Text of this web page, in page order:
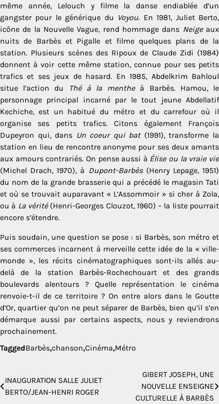
même année, Lelouch y filme la danse endiablée d’un
gangster pour le générique du Voyou. En 1981, Juliet Berto,
icône de la Nouvelle Vague, rend hommage dans Neigeaux
nuits de Barbès et Pigalle et filme quelques plans de la
station. Plusieurs scènes des Ripoux de Claude Zidi (1984)
donnent à voir cette même station, connue pour ses petits
trafics et ses jeux de hasard. En 1985, Abdelkrim Bahloul
situe l’action du
Thé à la mentheà Barbès. Hamou, le
personnage principal incarné par le tout jeune Abdellatif
Kechiche, est un habitué du métro et du carrefour où il
organise ses petits trafics. Citons également François
Dupeyron qui, dans Un coeur qui bat(1991), transforme la
station en lieu de rencontre anonyme pour ses deux amants
aux amours contrariés. On pense aussi à Élise ou la vraie vie
(Michel Drach, 1970), à Dupont-Barbès(Henry Lepage, 1951)
du nom de la grande brasserie qui a précédé le magasin Tati
et où se trouvait auparavant « L’Assommoir » si cher à Zola,
ou à La vérité(Henri-Georges Clouzot, 1960) – la liste pourrait
encore s’étendre.
Puis soudain, une question se pose : si Barbès, son métro et
ses commerces incarnent à merveille cette idée de la « ville-
monde », les récits cinématographiques sont-ils allés au-
delà de la station Barbès-Rochechouart et des grands
boulevards alentours ? Quelle représentation le cinéma
renvoie-t-il de ce territoire ? On entre alors dans le Goutte
d’Or, quartier qu’on ne peut séparer de Barbès, bien qu’il s’en
démarque aussi par certains aspects, nous y reviendrons
prochainement.
TaggedBarbès,chanson,Cinéma,Métro
Navigation
de
INAUGURATION SALLE JULIET
BERTO/JEAN-HENRI ROGER
GIBERT JOSEPH, UNE
NOUVELLE ENSEIGNE
CULTURELLE À BARBÈS